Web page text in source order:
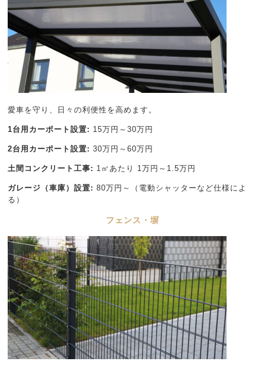
愛車を守り、日々の利便性を高めます。
1台用カーポート設置: 15万円～30万円
2台用カーポート設置: 30万円～60万円
土間コンクリート工事: 1㎡あたり 1万円～1.5万円
ガレージ（車庫）設置: 80万円～（電動シャッターなど仕様によ
る）
フェンス・塀